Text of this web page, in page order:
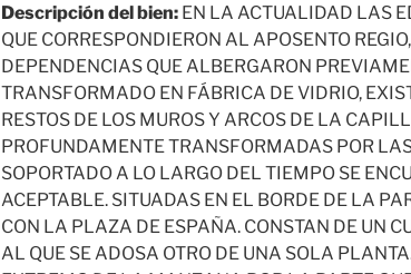
Descripción del bien: EN LA ACTUALIDAD LAS
QUE CORRESPONDIERON AL APOSENTO
DEPENDENCIAS QUE ALBERGARON
TRANSFORMADO EN FÁBRICA DE VIDRIO,
RESTOS DE LOS MUROS Y ARCOS DE LA
PROFUNDAMENTE TRANSFORMADAS POR
SOPORTADO A LO LARGO DEL TIEMPO SE
ACEPTABLE. SITUADAS EN EL BORDE DE LA
CON LA PLAZA DE ESPAÑA. CONSTAN DE UN
AL QUE SE ADOSA OTRO DE UNA SOLA